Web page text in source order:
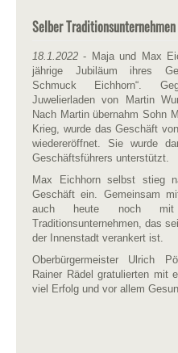
Selber
18.1.2022 - Maja und Max
jährige Jubiläum ihres
Schmuck Eichhorn“.
Juwelierladen von Martin
Nach Martin übernahm Sohn
Krieg, wurde das Geschäft
wiedereröffnet. Sie wurde
Geschäftsführers unterstützt.
Max Eichhorn selbst stieg
Geschäft ein. Gemeinsam
auch heute noch
Traditionsunternehmen, das
der Innenstadt verankert ist.
Oberbürgermeister Ulrich
Rainer Rädel gratulierten mit
viel Erfolg und vor allem